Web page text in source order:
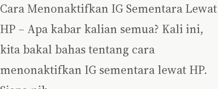
Cara Menonaktifkan IG Sementara Lewat
HP – Apa kabar kalian semua? Kali ini,
kita bakal bahas tentang cara
menonaktifkan IG sementara lewat HP.